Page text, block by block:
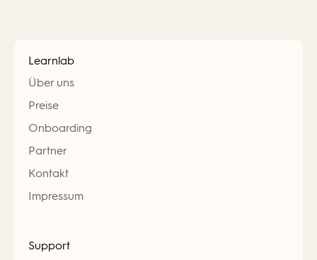
Learnlab
Über uns
Preise
Onboarding
Partner
Kontakt
Impressum
Support